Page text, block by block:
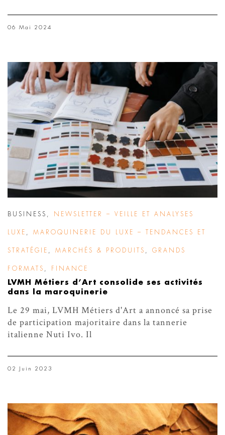
06 Mai 2024
BUSINESS NEWSLETTER – VEILLE ET ANALYSES
LUXE MAROQUINERIE DU LUXE – TENDANCES ET
STRATÉGIE MARCHÉS & PRODUITS GRANDS
FORMATS FINANCE
LVMH Métiers d’Art consolide ses activités
dans la maroquinerie
Le 29 mai, LVMH Métiers d'Art a annoncé sa prise
de participation majoritaire dans la tannerie
italienne Nuti Ivo. Il
02 Juin 2023